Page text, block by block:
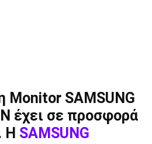
Monitor SAMSUNG
έχει σε προσφορά
SAMSUNG